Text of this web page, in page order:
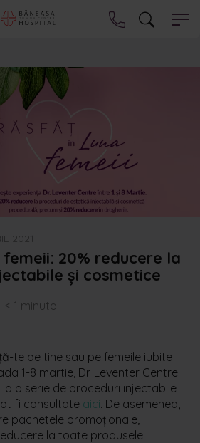
2021
20% reducere la
și cosmetice
< 1 minute
te pe tine sau pe femeile iubite
1-8 martie, Dr. Leventer Centre
o serie de proceduri injectabile
fi consultate aici. De asemenea,
pachetele promoționale,
la toate produsele